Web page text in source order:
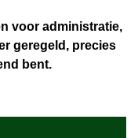
voor administratie,
geregeld, precies
bent.